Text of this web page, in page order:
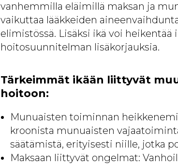
vanhemmilla eläimillä maksan ja
vaikuttaa lääkkeiden
elimistössä. Lisäksi ikä voi
hoitosuunnitelman lisäkorjauksia.
Tärkeimmät ikään liittyvät
hoitoon:
Munuaisten toiminnan
kroonista munuaisten
säätämistä, erityisesti niille, jotka
Maksaan liittyvät ongelmat: